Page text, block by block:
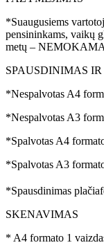
*Suaugusiems
pensininkams, vaikų
metų –
SPAUSDINIMAS
*Nespalvotas A4
*Nespalvotas A3
*Spalvotas A4
*Spalvotas A3
*Spausdinimas
SKENAVIMAS
* A4 formato 1